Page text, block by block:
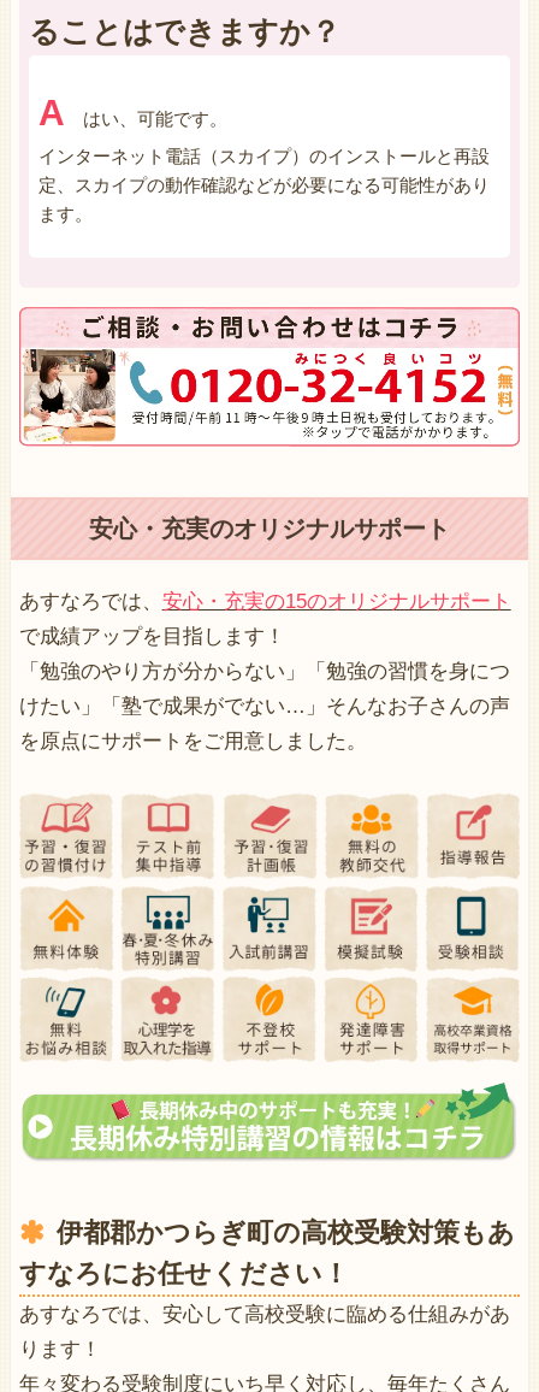
ることはできますか？
A
はい、可能です。
インターネット電話（スカイプ）のインストールと再設
定、スカイプの動作確認などが必要になる可能性があり
ます。
安心・充実のオリジナルサポート
あすなろでは、 安心・充実の15のオリジナルサポート
で成績アップを目指します！
「勉強のやり方が分からない」「勉強の習慣を身につ
けたい」「塾で成果がでない…」そんなお子さんの声
を原点にサポートをご用意しました。
伊都郡かつらぎ町の高校受験対策もあ
すなろにお任せください！
あすなろでは、安心して高校受験に臨める仕組みがあ
ります！
年々変わる受験制度にいち早く対応し、毎年たくさん